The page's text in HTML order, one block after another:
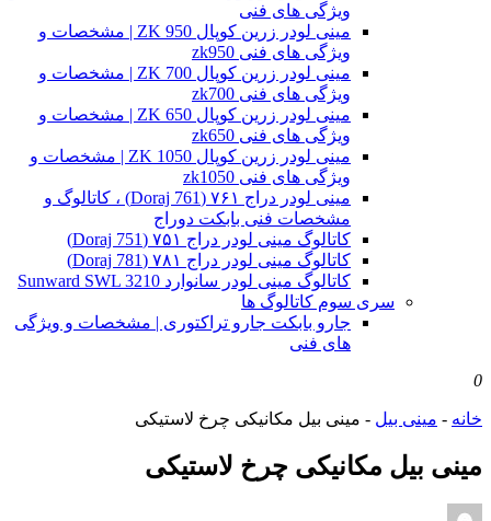
ویژگی های فنی
مینی لودر زرین کوپال ZK 950 | مشخصات و
ویژگی های فنی zk950
مینی لودر زرین کوپال ZK 700 | مشخصات و
ویژگی های فنی zk700
مینی لودر زرین کوپال ZK 650 | مشخصات و
ویژگی های فنی zk650
مینی لودر زرین کوپال ZK 1050 | مشخصات و
ویژگی های فنی zk1050
مینی لودر دراج ۷۶۱ (Doraj 761) ، کاتالوگ و
مشخصات فنی بابکت دوراج
کاتالوگ مینی لودر دراج ۷۵۱ (Doraj 751)
کاتالوگ مینی لودر دراج ۷۸۱ (Doraj 781)
کاتالوگ مینی لودر سانوارد Sunward SWL 3210
سری سوم کاتالوگ ها
جارو بابکت جارو تراکتوری | مشخصات و ویژگی
های فنی
0
خانه - مینی بیل - مینی بیل مکانیکی چرخ لاستیکی
مینی بیل مکانیکی چرخ لاستیکی